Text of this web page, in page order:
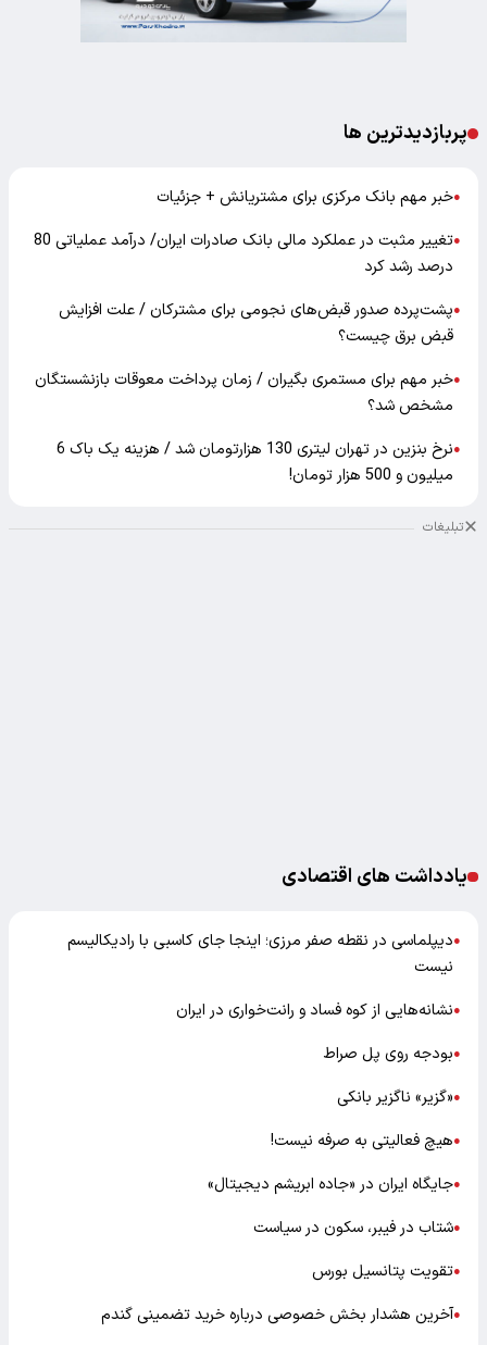
پربازدیدترین ها
●خبر مهم بانک مرکزی برای مشتریانش + جزئیات
●
تغییر مثبت در عملکرد مالی بانک صادرات ایران/ درآمد عملیاتی 80
درصد رشد کرد
●پشت‌پرده صدور قبض‌های نجومی برای مشترکان / علت افزایش
قبض برق چیست؟
●خبر مهم برای مستمری بگیران / زمان پرداخت معوقات بازنشستگان
مشخص شد؟
●
نرخ بنزین در تهران لیتری 130 هزارتومان شد / هزینه یک باک 6
میلیون و 500 هزار تومان!
تبلیغات
یادداشت های اقتصادی
●دیپلماسی در نقطه صفر مرزی؛ اینجا جای کاسبی با رادیکالیسم
نیست
●نشانه‌هایی از کوه فساد و رانت‌خواری در ایران
●بودجه روی پل صراط
●«گزیر» ناگزیر بانکی
●هیچ فعالیتی به صرفه نیست!
●جایگاه ایران در «جاده ابریشم دیجیتال»
●شتاب در فیبر، سکون در سیاست
●تقویت پتانسیل بورس
●آخرین هشدار بخش خصوصی درباره خرید تضمینی گندم